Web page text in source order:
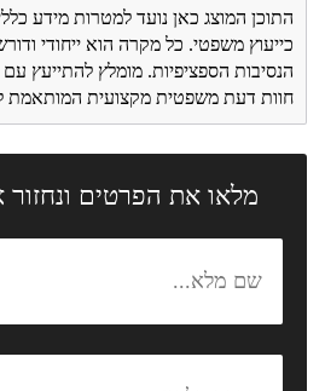
התוכן המוצג כאן נועד למטרות מידע
כייעוץ משפטי. כל מקרה הוא ייחודי
הנסיבות הספציפיות. מומלץ להתייעץ
חוות דעת משפטית מקצועית המותאמת
מלאו את הפרטים